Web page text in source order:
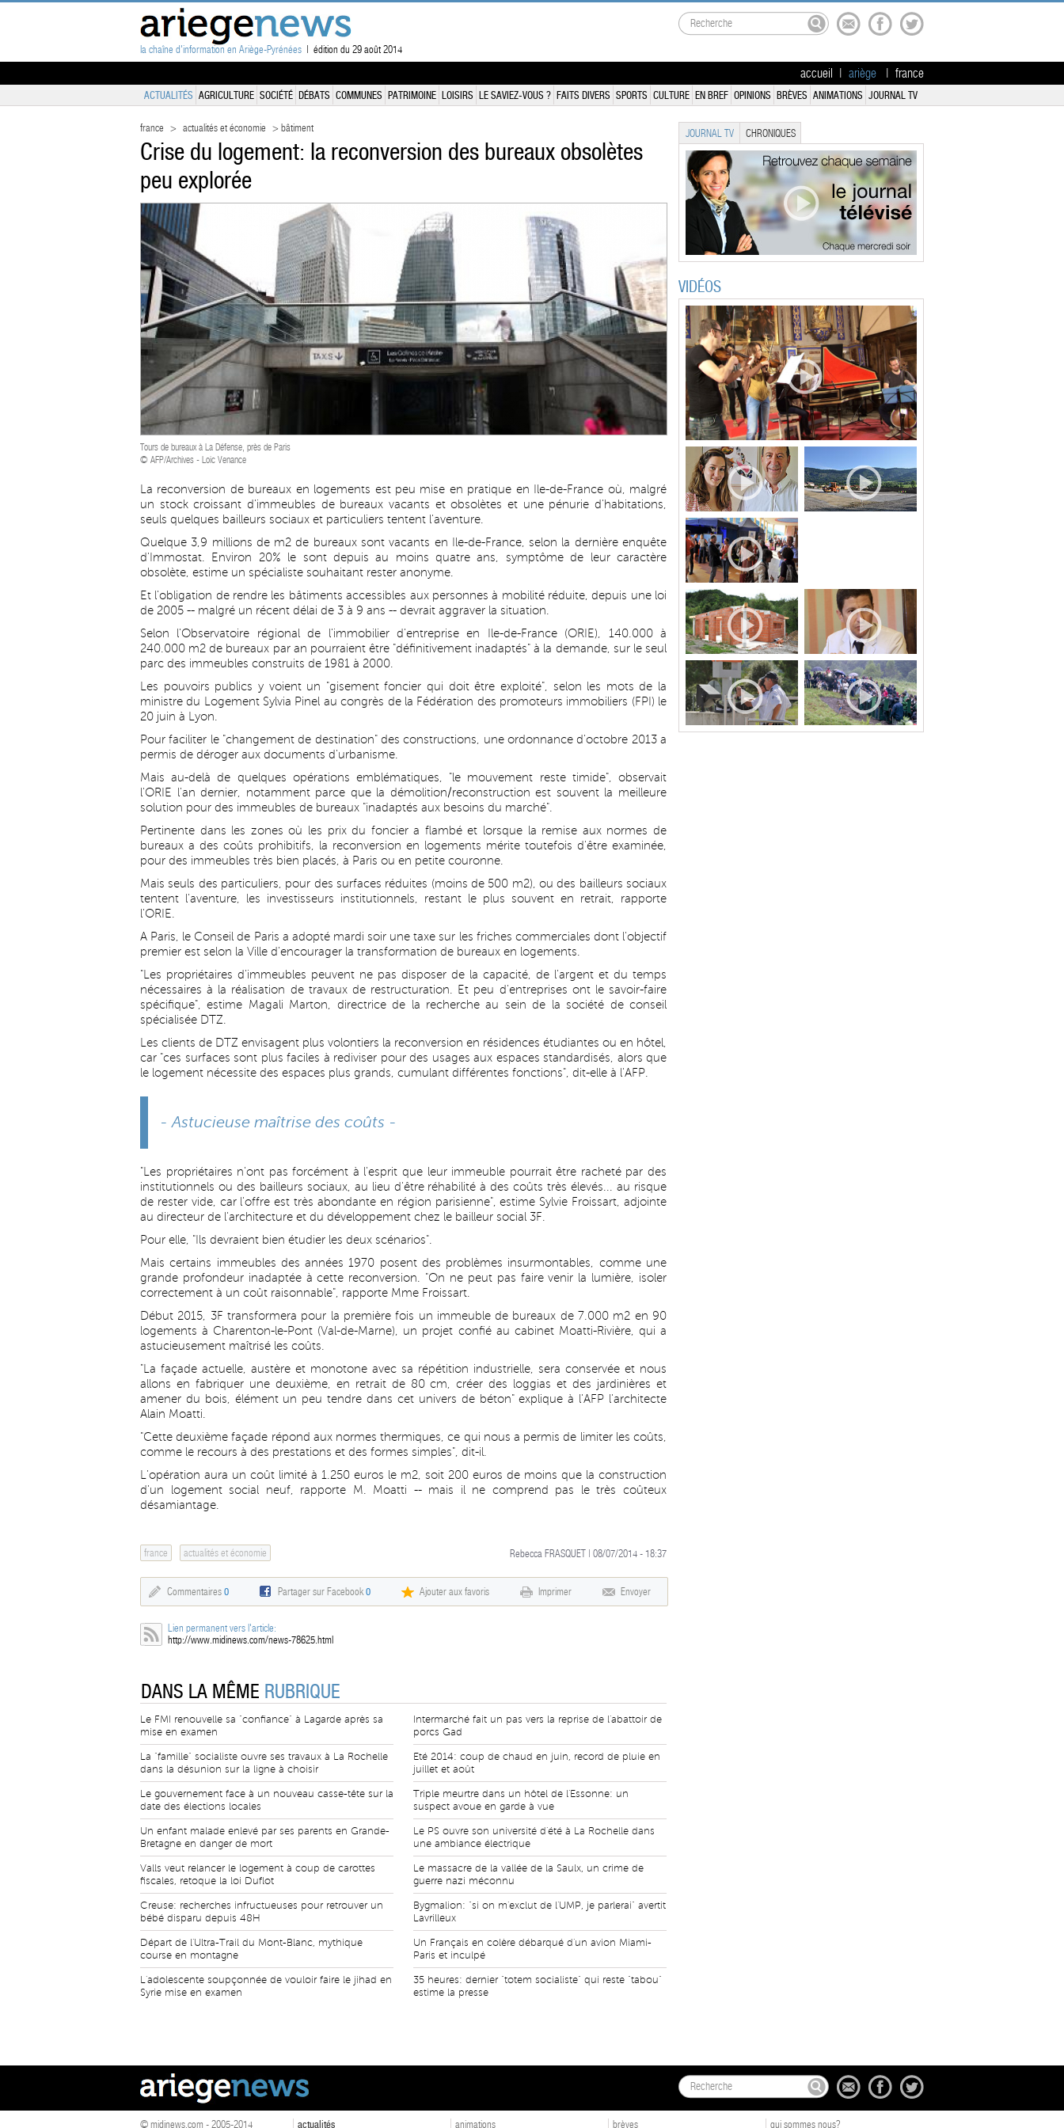
la chaîne d'information en Ariège-Pyrénées | édition du 29 août 2014
accueil ariège france
ACTUALITÉS AGRICULTURE SOCIÉTÉ DÉBATS COMMUNES PATRIMOINE LOISIRS LE SAVIEZ-VOUS ? FAITS DIVERS SPORTS CULTURE EN BREF OPINIONS BRÈVES ANIMATIONS JOURNAL TV
france > actualités et économie > bâtiment
Crise du logement: la reconversion des bureaux obsolètes
peu explorée
Tours de bureaux à La Défense, près de Paris
© AFP/Archives - Loic Venance
La reconversion de bureaux en logements est peu mise en pratique en Ile-de-France où, malgré
un stock croissant d'immeubles de bureaux vacants et obsolètes et une pénurie d'habitations,
seuls quelques bailleurs sociaux et particuliers tentent l'aventure.
Quelque 3,9 millions de m2 de bureaux sont vacants en Ile-de-France, selon la dernière enquête
d'Immostat. Environ 20% le sont depuis au moins quatre ans, symptôme de leur caractère
obsolète, estime un spécialiste souhaitant rester anonyme.
Et l'obligation de rendre les bâtiments accessibles aux personnes à mobilité réduite, depuis une loi
de 2005 -- malgré un récent délai de 3 à 9 ans -- devrait aggraver la situation.
Selon l'Observatoire régional de l'immobilier d'entreprise en Ile-de-France (ORIE), 140.000 à
240.000 m2 de bureaux par an pourraient être "définitivement inadaptés" à la demande, sur le seul
parc des immeubles construits de 1981 à 2000.
Les pouvoirs publics y voient un "gisement foncier qui doit être exploité", selon les mots de la
ministre du Logement Sylvia Pinel au congrès de la Fédération des promoteurs immobiliers (FPI) le
20 juin à Lyon.
Pour faciliter le "changement de destination" des constructions, une ordonnance d'octobre 2013 a
permis de déroger aux documents d'urbanisme.
Mais au-delà de quelques opérations emblématiques, "le mouvement reste timide", observait
l'ORIE l'an dernier, notamment parce que la démolition/reconstruction est souvent la meilleure
solution pour des immeubles de bureaux "inadaptés aux besoins du marché".
Pertinente dans les zones où les prix du foncier a flambé et lorsque la remise aux normes de
bureaux a des coûts prohibitifs, la reconversion en logements mérite toutefois d'être examinée,
pour des immeubles très bien placés, à Paris ou en petite couronne.
Mais seuls des particuliers, pour des surfaces réduites (moins de 500 m2), ou des bailleurs sociaux
tentent l'aventure, les investisseurs institutionnels, restant le plus souvent en retrait, rapporte
l'ORIE.
A Paris, le Conseil de Paris a adopté mardi soir une taxe sur les friches commerciales dont l'objectif
premier est selon la Ville d'encourager la transformation de bureaux en logements.
"Les propriétaires d'immeubles peuvent ne pas disposer de la capacité, de l'argent et du temps
nécessaires à la réalisation de travaux de restructuration. Et peu d'entreprises ont le savoir-faire
spécifique", estime Magali Marton, directrice de la recherche au sein de la société de conseil
spécialisée DTZ.
Les clients de DTZ envisagent plus volontiers la reconversion en résidences étudiantes ou en hôtel,
car "ces surfaces sont plus faciles à rediviser pour des usages aux espaces standardisés, alors que
le logement nécessite des espaces plus grands, cumulant différentes fonctions", dit-elle à l'AFP.
- Astucieuse maîtrise des coûts -
"Les propriétaires n'ont pas forcément à l'esprit que leur immeuble pourrait être racheté par des
institutionnels ou des bailleurs sociaux, au lieu d'être réhabilité à des coûts très élevés... au risque
de rester vide, car l'offre est très abondante en région parisienne", estime Sylvie Froissart, adjointe
au directeur de l'architecture et du développement chez le bailleur social 3F.
Pour elle, "Ils devraient bien étudier les deux scénarios".
Mais certains immeubles des années 1970 posent des problèmes insurmontables, comme une
grande profondeur inadaptée à cette reconversion. "On ne peut pas faire venir la lumière, isoler
correctement à un coût raisonnable", rapporte Mme Froissart.
Début 2015, 3F transformera pour la première fois un immeuble de bureaux de 7.000 m2 en 90
logements à Charenton-le-Pont (Val-de-Marne), un projet confié au cabinet Moatti-Rivière, qui a
astucieusement maîtrisé les coûts.
"La façade actuelle, austère et monotone avec sa répétition industrielle, sera conservée et nous
allons en fabriquer une deuxième, en retrait de 80 cm, créer des loggias et des jardinières et
amener du bois, élément un peu tendre dans cet univers de béton" explique à l'AFP l'architecte
Alain Moatti.
"Cette deuxième façade répond aux normes thermiques, ce qui nous a permis de limiter les coûts,
comme le recours à des prestations et des formes simples", dit-il.
L'opération aura un coût limité à 1.250 euros le m2, soit 200 euros de moins que la construction
d'un logement social neuf, rapporte M. Moatti -- mais il ne comprend pas le très coûteux
désamiantage.
france actualités et économie Rebecca FRASQUET | 08/07/2014 - 18:37
Commentaires 0 Partager sur Facebook0 Ajouter aux favoris Imprimer Envoyer
Lien permanent vers l'article:
http://www.midinews.com/news-78625.html
DANS LA MÊME RUBRIQUE
Le FMI renouvelle sa "confiance" à Lagarde après sa
mise en examen
La "famille" socialiste ouvre ses travaux à La Rochelle
dans la désunion sur la ligne à choisir
Le gouvernement face à un nouveau casse-tête sur la
date des élections locales
Un enfant malade enlevé par ses parents en Grande-
Bretagne en danger de mort
Valls veut relancer le logement à coup de carottes
fiscales, retoque la loi Duflot
Creuse: recherches infructueuses pour retrouver un
bébé disparu depuis 48H
Départ de l'Ultra-Trail du Mont-Blanc, mythique
course en montagne
L'adolescente soupçonnée de vouloir faire le jihad en
Syrie mise en examen
Intermarché fait un pas vers la reprise de l'abattoir de
porcs Gad
Eté 2014: coup de chaud en juin, record de pluie en
juillet et août
Triple meurtre dans un hôtel de l'Essonne: un
suspect avoue en garde à vue
Le PS ouvre son université d'été à La Rochelle dans
une ambiance électrique
Le massacre de la vallée de la Saulx, un crime de
guerre nazi méconnu
Bygmalion: "si on m'exclut de l'UMP, je parlerai" avertit
Lavrilleux
Un Français en colère débarqué d'un avion Miami-
Paris et inculpé
35 heures: dernier "totem socialiste" qui reste "tabou"
estime la presse
JOURNAL TV CHRONIQUES
VIDÉOS
© midinews.com - 2005-2014 actualités animations brèves qui sommes nous?